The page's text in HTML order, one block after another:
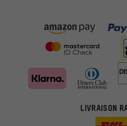
LIVRAISON
Des offres plus adaptées
pertinentes. Les cookies de
intérêts et à te présenter des